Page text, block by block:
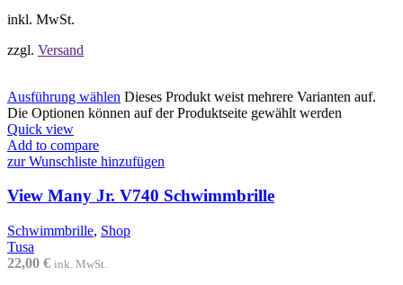
inkl. MwSt.
zzgl. Versand
Ausführung wählen Dieses Produkt weist mehrere Varianten auf.
Die Optionen können auf der Produktseite gewählt werden
Quick view
Add to compare
zur Wunschliste hinzufügen
View Many Jr. V740 Schwimmbrille
Schwimmbrille, Shop
Tusa
22,00 € ink. MwSt.